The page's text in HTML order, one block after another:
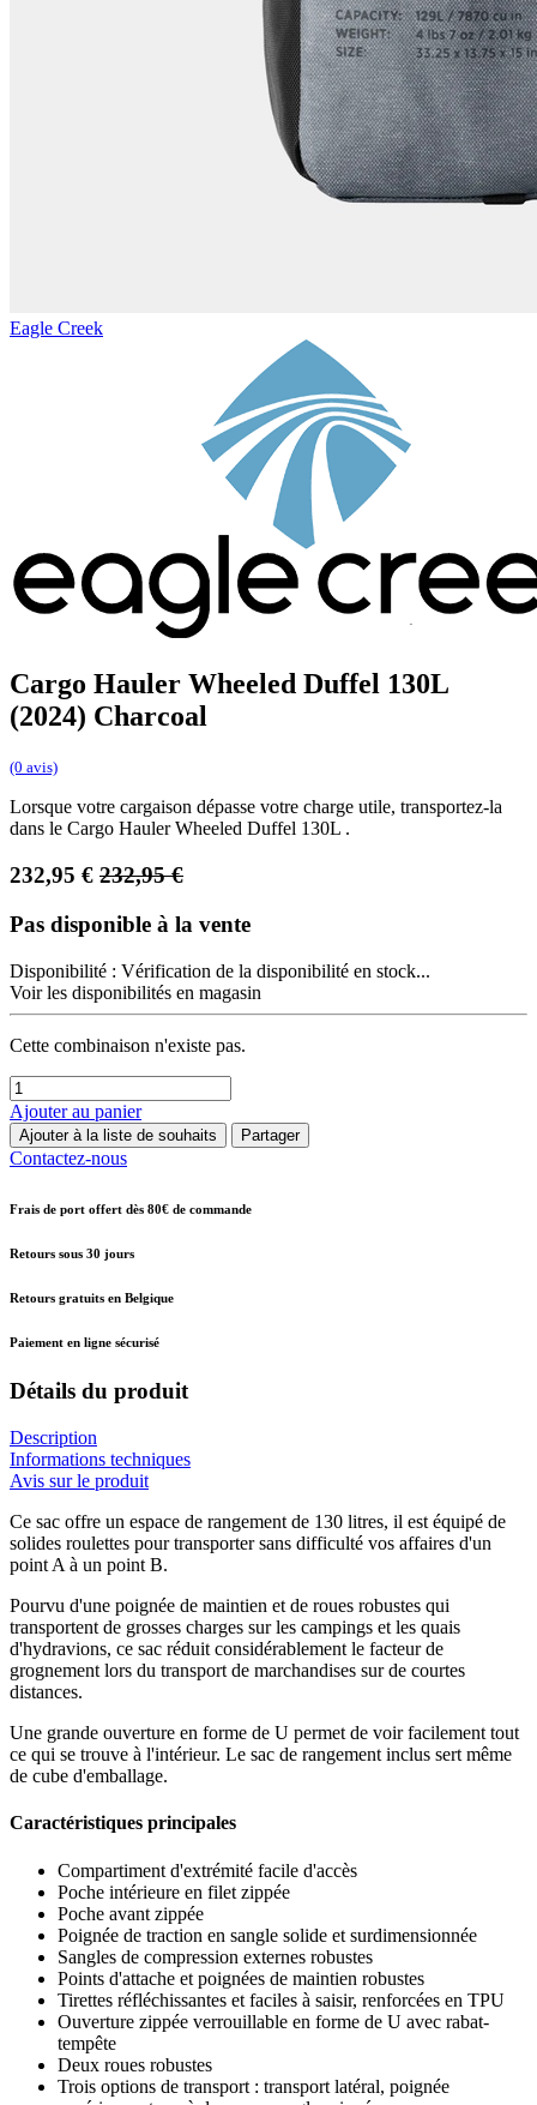
Eagle Creek
Cargo Hauler Wheeled Duffel 130L
(2024) Charcoal
(0 avis)
Lorsque votre cargaison dépasse votre charge utile, transportez-la
dans le Cargo Hauler Wheeled Duffel 130L .
232,95 € 232,95€
Pas disponible à la vente
Disponibilité : Vérification de la disponibilité en stock...
Voir les disponibilités en magasin
Cette combinaison n'existe pas.
Ajouter au panier
Ajouter à la liste de souhaits Partager
Contactez-nous
Frais de port offert dès 80€ de commande
Retours sous 30 jours
Retours gratuits en Belgique
Paiement en ligne sécurisé
Détails du produit
Description
Informations techniques
Avis sur le produit
Ce sac offre un espace de rangement de 130 litres, il est équipé de
solides roulettes pour transporter sans difficulté vos affaires d'un
point A à un point B.
Pourvu d'une poignée de maintien et de roues robustes qui
transportent de grosses charges sur les campings et les quais
d'hydravions, ce sac réduit considérablement le facteur de
grognement lors du transport de marchandises sur de courtes
distances.
Une grande ouverture en forme de U permet de voir facilement tout
ce qui se trouve à l'intérieur. Le sac de rangement inclus sert même
de cube d'emballage.
Caractéristiques principales
Compartiment d'extrémité facile d'accès
Poche intérieure en filet zippée
Poche avant zippée
Poignée de traction en sangle solide et surdimensionnée
Sangles de compression externes robustes
Points d'attache et poignées de maintien robustes
Tirettes réfléchissantes et faciles à saisir, renforcées en TPU
Ouverture zippée verrouillable en forme de U avec rabat-
tempête
Deux roues robustes
Trois options de transport : transport latéral, poignée